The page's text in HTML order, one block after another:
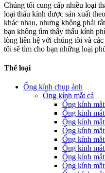
Chúng tôi cung cấp nhiều loại
loại thấu kính được sản xuất
khác nhau, nhưng không phải
bạn không tìm thấy thấu kính
lòng liên hệ với chúng tôi và
tôi sẽ tìm cho bạn những loại
Thể loại
Ống kính chụp ảnh
Ống kính mắt cá
Ống kính
Ống kính
Ống kính
Ống kính
Ống kính
Ống kính
Ống kính
Ống kính